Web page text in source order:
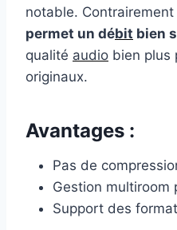
notable.
permet un débit bien
qualité audio bien plus
originaux.
Avantages :
Pas de
Gestion multiroom
Support des